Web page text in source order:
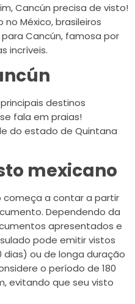
Cancún precisa de visto!
México, brasileiros
Cancún, famosa por
incríveis.
destinos
fala em praias!
do estado de Quintana
mexicano
começa a contar a partir
Dependendo da
apresentados e
pode emitir vistos
ou de longa duração
o período de 180
evitando que seu visto